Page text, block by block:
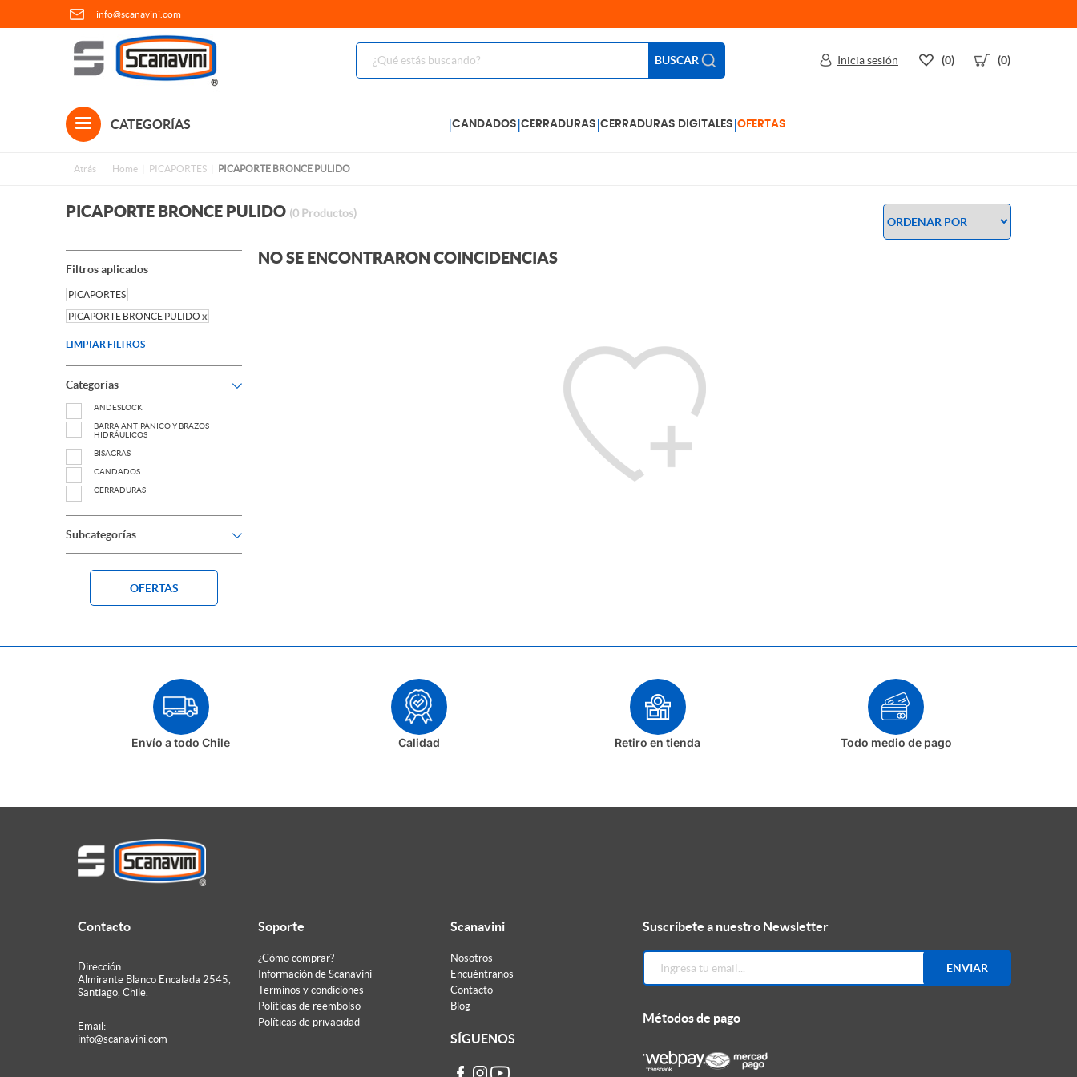
info@scanavini.com
BUSCAR
CATEGORÍAS |CANDADOS |CERRADURAS |CERRADURAS DIGITALES |OFERTAS
Inicia sesión (0) (0)
Atrás Home PICAPORTES PICAPORTE BRONCE PULIDO
PICAPORTE BRONCE PULIDO (0 Productos)
Filtros aplicados
PICAPORTES
PICAPORTE BRONCE PULIDO x
LIMPIAR FILTROS
Categorías
ANDESLOCK
BARRA ANTIPÁNICO Y BRAZOS
HIDRÁULICOS
BISAGRAS
CANDADOS
CERRADURAS
HERRAJES PARA PUERTAS VIDRIADAS
TIRADORES DE MUEBLES
TOPES DE PUERTA
Subcategorías
OFERTAS
NO SE ENCONTRARON COINCIDENCIAS
Envío a todo Chile Calidad Retiro en tienda Todo medio de pago
Contacto
Dirección:
Almirante Blanco Encalada 2545,
Santiago, Chile.
Email:
info@scanavini.com
Soporte
¿Cómo comprar?
Información de Scanavini
Terminos y condiciones
Políticas de reembolso
Políticas de privacidad
Scanavini
Nosotros
Encuéntranos
Contacto
Blog
SÍGUENOS
Suscríbete a nuestro Newsletter
ENVIAR
Métodos de pago